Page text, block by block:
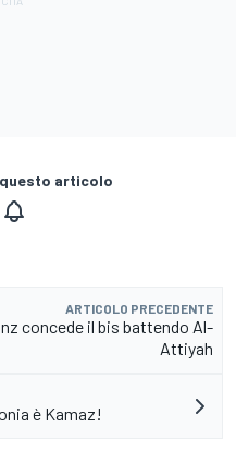
articolo
ARTICOLO PRECEDENTE
concede il bis battendo Al-
Attiyah
è Kamaz!